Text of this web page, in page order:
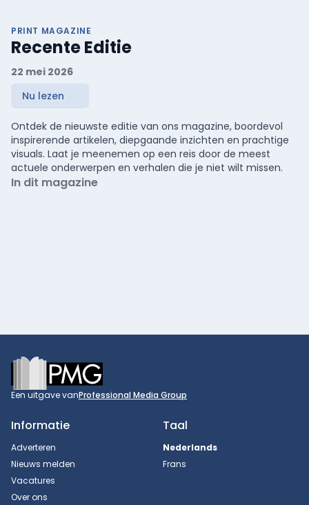
PRINT MAGAZINE
Recente Editie
22 mei 2026
Nu lezen
Ontdek de nieuwste editie van ons magazine, boordevol
inspirerende artikelen, diepgaande inzichten en prachtige
visuals. Laat je meenemen op een reis door de meest
actuele onderwerpen en verhalen die je niet wilt missen.
In dit magazine
Footer
Een uitgave vanProfessional Media Group
Informatie
Adverteren
Nieuws melden
Vacatures
Over ons
Taal
Nederlands
Frans